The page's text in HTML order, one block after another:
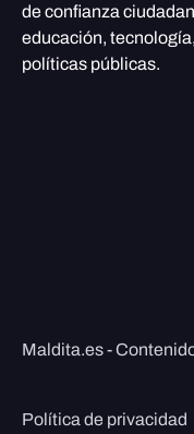
de confianza
educación,
políticas públicas.
Maldita.es -
Política de privacidad